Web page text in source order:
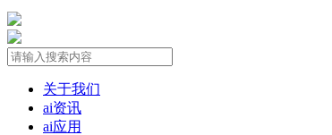
关于我们
ai资讯
ai应用